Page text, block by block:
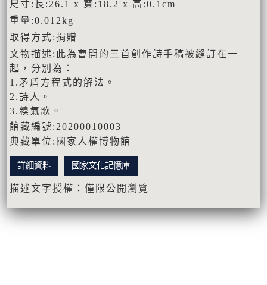
尺寸:長:26.1 x 寬:18.2 x 高:0.1cm
重量:0.012kg
取得方式:捐贈
文物描述:此為曹開的三首創作詩手稿被縫訂在一
起，分別為：
1.矛盾方程式的解法。
2.詩人。
3.糗氣歌。
館藏編號:20200010003
典藏單位:國家人權博物館
詳細資料 國家文化記憶庫
描述文字授權：僅限公開瀏覽